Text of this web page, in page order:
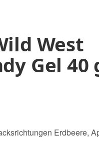
West
Gel 40
Erdbeere,